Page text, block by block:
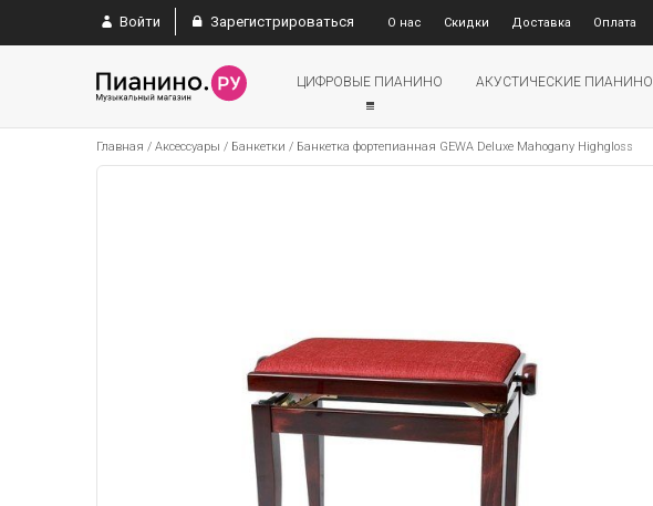
Войти Зарегистрироваться О нас Скидки Доставка Оплата
ЦИФРОВЫЕ ПИАНИНО АКУСТИЧЕСКИЕ ПИАНИНО
Главная / Аксессуары / Банкетки / Банкетка фортепианная GEWA Deluxe Mahogany Highgloss